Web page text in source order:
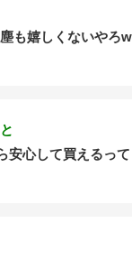
も嬉しくないやろw
安心して買えるっ